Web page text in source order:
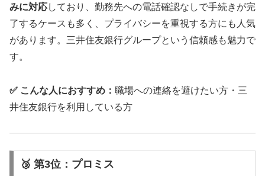
みに対応しており、勤務先への電話確認なしで手続きが完
了するケースも多く、プライバシーを重視する方にも人気
があります。三井住友銀行グループという信頼感も魅力で
す。
✅ こんな人におすすめ： 職場への連絡を避けたい方・三
井住友銀行を利用している方
🥉 第3位：プロミス